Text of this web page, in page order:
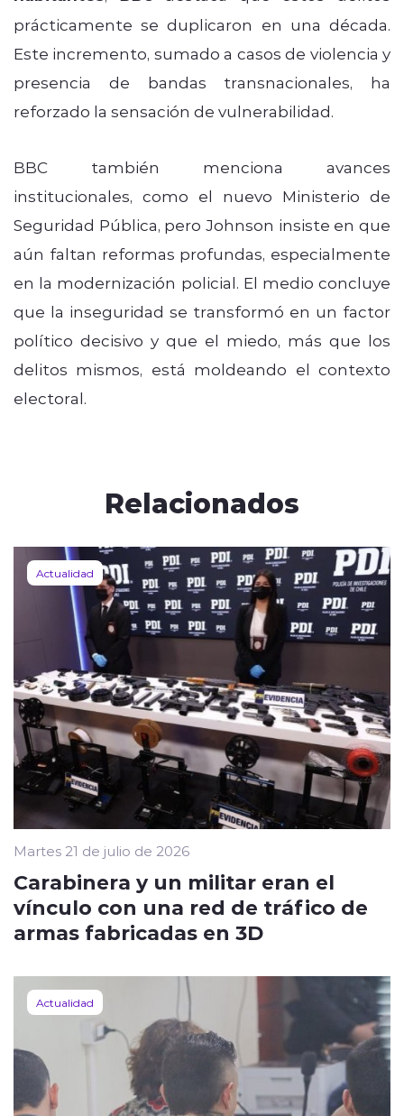
prácticamente se duplicaron en una década.
Este incremento, sumado a casos de violencia y
presencia de bandas transnacionales, ha
reforzado la sensación de vulnerabilidad.
BBC también menciona avances
institucionales, como el nuevo Ministerio de
Seguridad Pública, pero Johnson insiste en que
aún faltan reformas profundas, especialmente
en la modernización policial. El medio concluye
que la inseguridad se transformó en un factor
político decisivo y que el miedo, más que los
delitos mismos, está moldeando el contexto
electoral.
Relacionados
Actualidad
Martes 21 de julio de 2026
Carabinera y un militar eran el
vínculo con una red de tráfico de
armas fabricadas en 3D
Actualidad